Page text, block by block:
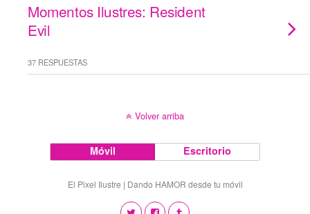
Momentos Ilustres: Resident
Evil
37 RESPUESTAS
Volver arriba
Móvil Escritorio
El Pixel Ilustre | Dando HAMOR desde tu móvil